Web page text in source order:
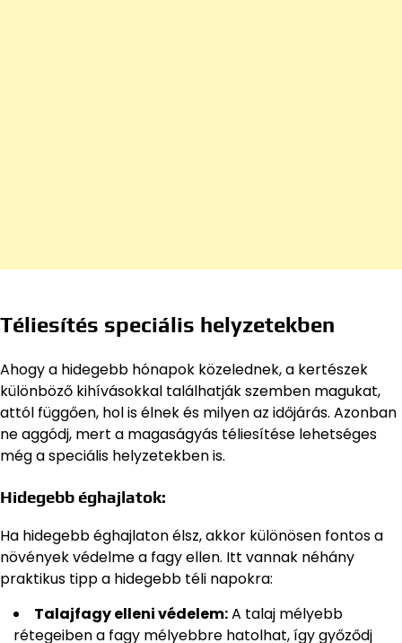
Téliesítés speciális helyzetekben
Ahogy a hidegebb hónapok közelednek, a kertészek
különböző kihívásokkal találhatják szemben magukat,
attól függően, hol is élnek és milyen az időjárás. Azonban
ne aggódj, mert a magaságyás téliesítése lehetséges
még a speciális helyzetekben is.
Hidegebb éghajlatok:
Ha hidegebb éghajlaton élsz, akkor különösen fontos a
növények védelme a fagy ellen. Itt vannak néhány
praktikus tipp a hidegebb téli napokra:
Talajfagy elleni védelem:A talaj mélyebb
rétegeiben a fagy mélyebbre hatolhat, így győződj